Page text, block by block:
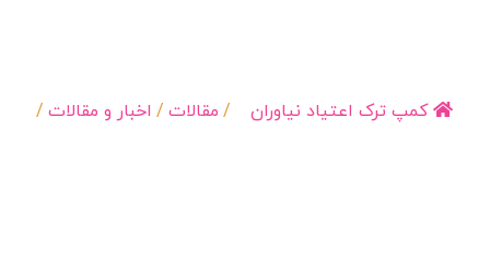
کمپ ترک اعتیاد نیاوران / مقالات / اخبار و مقالات /